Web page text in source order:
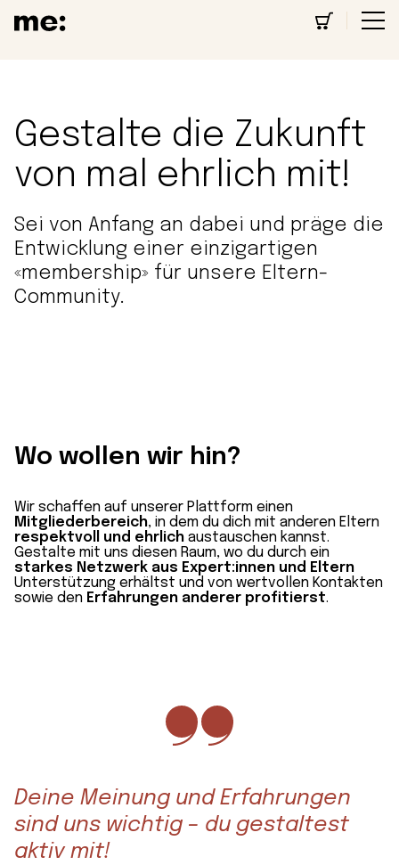
Gestalte die Zukunft
von mal ehrlich mit!
Sei von Anfang an dabei und präge die
Entwicklung einer einzigartigen
«membership» für unsere Eltern-
Community.
Wo wollen wir hin?
Wir schaffen auf unserer Plattform einen
Mitgliederbereich, in dem du dich mit anderen Eltern
respektvoll und ehrlich austauschen kannst.
Gestalte mit uns diesen Raum, wo du durch ein
starkes Netzwerk aus Expert:innen und Eltern
Unterstützung erhältst und von wertvollen Kontakten
sowie den Erfahrungen anderer profitierst.
Deine Meinung und Erfahrungen
sind uns wichtig – du gestaltest
aktiv mit!